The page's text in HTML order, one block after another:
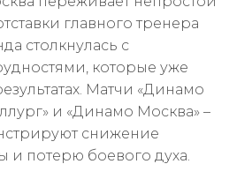
главного тренера
столкнулась с
которые уже
Матчи «Динамо
и «Динамо Москва» –
снижение
и потерю боевого духа.